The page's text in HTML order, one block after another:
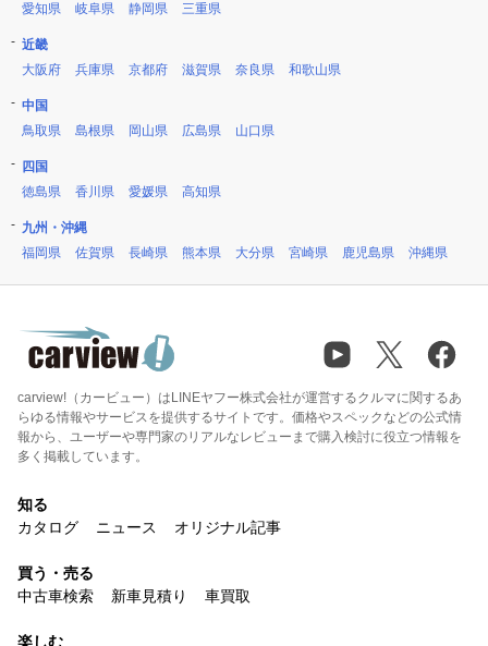
愛知県
岐阜県 静岡県 三重県
近畿
大阪府
兵庫県 京都府 滋賀県 奈良県 和歌山県
中国
鳥取県
島根県 岡山県 広島県 山口県
四国
徳島県
香川県 愛媛県 高知県
九州・沖縄
福岡県
佐賀県 長崎県 熊本県 大分県 宮崎県 鹿児島県 沖縄県
carview!（カービュー）はLINEヤフー株式会社が運営するクルマに関するあ
らゆる情報やサービスを提供するサイトです。価格やスペックなどの公式情
報から、ユーザーや専門家のリアルなレビューまで購入検討に役立つ情報を
多く掲載しています。
知る
カタログ
ニュース オリジナル記事
買う・売る
中古車検索
新車見積り 車買取
楽しむ